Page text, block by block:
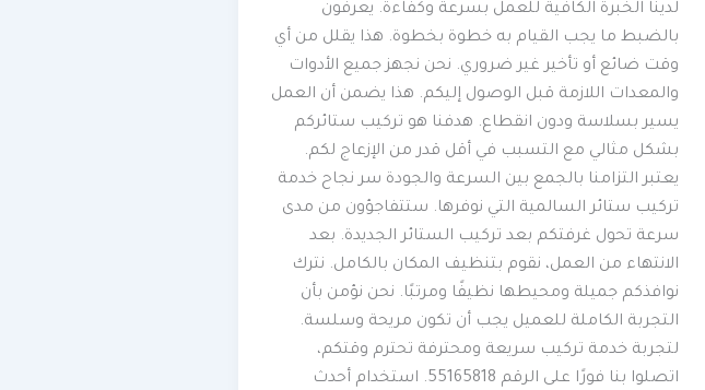
لدينا الخبرة الكافية للعمل بسرعة وكفاءة. يعرفون
بالضبط ما يجب القيام به خطوة بخطوة. هذا يقلل من أي
وقت ضائع أو تأخير غير ضروري. نحن نجهز جميع الأدوات
والمعدات اللازمة قبل الوصول إليكم. هذا يضمن أن العمل
يسير بسلاسة ودون انقطاع. هدفنا هو تركيب ستائركم
بشكل مثالي مع التسبب في أقل قدر من الإزعاج لكم.
يعتبر التزامنا بالجمع بين السرعة والجودة سر نجاح خدمة
تركيب ستائر السالمية التي نوفرها. ستتفاجؤون من مدى
سرعة تحول غرفتكم بعد تركيب الستائر الجديدة. بعد
الانتهاء من العمل، نقوم بتنظيف المكان بالكامل. نترك
نوافذكم جميلة ومحيطها نظيفًا ومرتبًا. نحن نؤمن بأن
التجربة الكاملة للعميل يجب أن تكون مريحة وسلسة.
لتجربة خدمة تركيب سريعة ومحترفة تحترم وقتكم،
اتصلوا بنا فورًا على الرقم 55165818. استخدام أحدث